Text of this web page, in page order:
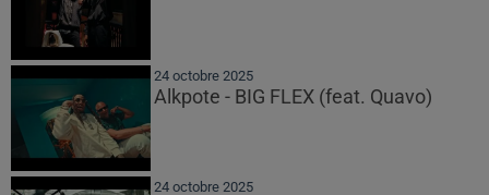
24 octobre 2025
Alkpote - BIG FLEX (feat. Quavo)
24 octobre 2025